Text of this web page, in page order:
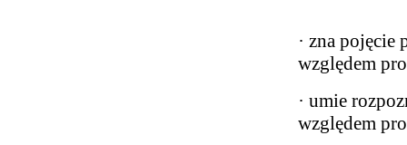
· zna
względem
· umie
względem